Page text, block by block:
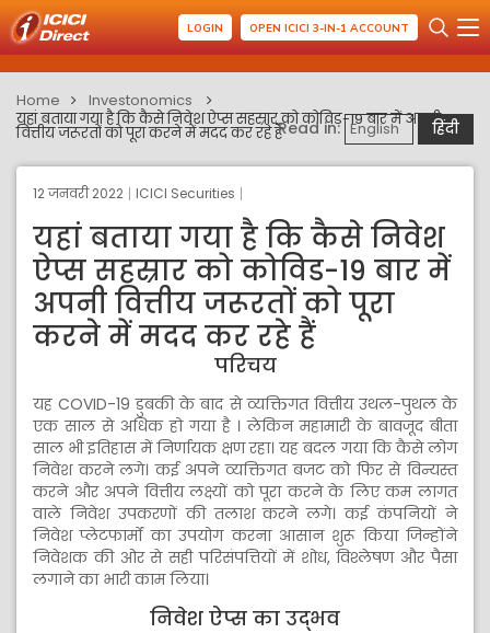
LOGIN OPEN ICICI 3-IN-1 ACCOUNT
Home
Investonomics
यहां बताया गया है कि कैसे निवेश ऐप्स सहस्रार को कोविड-19 बार में अपनी
वित्तीय जरूरतों को पूरा करने में मदद कर रहे हैंRead in: English हिंदी
12 जनवरी 2022 ICICI Securities
यहां बताया गया है कि कैसे निवेश
ऐप्स सहस्रार को कोविड-19 बार में
अपनी वित्तीय जरूरतों को पूरा
करने में मदद कर रहे हैं
परिचय
यह COVID-19 डुबकी के बाद से व्यक्तिगत वित्तीय उथल-पुथल के
एक साल से अधिक हो गया है । लेकिन महामारी के बावजूद बीता
साल भी इतिहास में निर्णायक क्षण रहा। यह बदल गया कि कैसे लोग
निवेश करने लगे। कई अपने व्यक्तिगत बजट को फिर से विन्यस्त
करने और अपने वित्तीय लक्ष्यों को पूरा करने के लिए कम लागत
वाले निवेश उपकरणों की तलाश करने लगे। कई कंपनियों ने
निवेश प्लेटफार्मों का उपयोग करना आसान शुरू किया जिन्होंने
निवेशक की ओर से सही परिसंपत्तियों में शोध, विश्लेषण और पैसा
लगाने का भारी काम लिया।
निवेश ऐप्स का उद्भव